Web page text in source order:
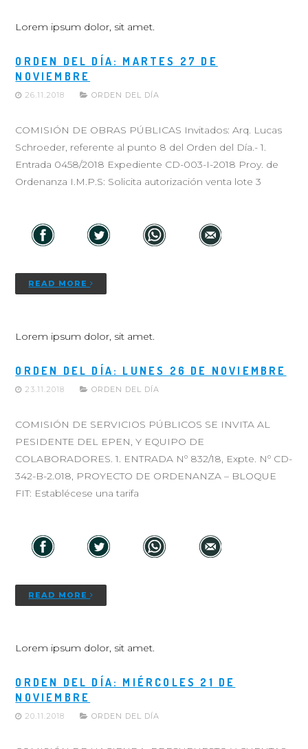
Lorem ipsum dolor, sit amet.
ORDEN DEL DÍA: MARTES 27 DE
NOVIEMBRE
26.11.2018 ORDEN DEL DÍA
COMISIÓN DE OBRAS PÚBLICAS Invitados: Arq. Lucas
Schroeder, referente al punto 8 del Orden del Día.- 1.
Entrada 0458/2018 Expediente CD-003-I-2018 Proy. de
Ordenanza I.M.P.S: Solicita autorización venta lote 3
READ MORE
Lorem ipsum dolor, sit amet.
ORDEN DEL DÍA: LUNES 26 DE NOVIEMBRE
23.11.2018 ORDEN DEL DÍA
COMISIÓN DE SERVICIOS PÚBLICOS SE INVITA AL
PESIDENTE DEL EPEN, Y EQUIPO DE
COLABORADORES. 1. ENTRADA Nº 832/18, Expte. Nº CD-
342-B-2.018, PROYECTO DE ORDENANZA – BLOQUE
FIT: Establécese una tarifa
READ MORE
Lorem ipsum dolor, sit amet.
ORDEN DEL DÍA: MIÉRCOLES 21 DE
NOVIEMBRE
20.11.2018 ORDEN DEL DÍA